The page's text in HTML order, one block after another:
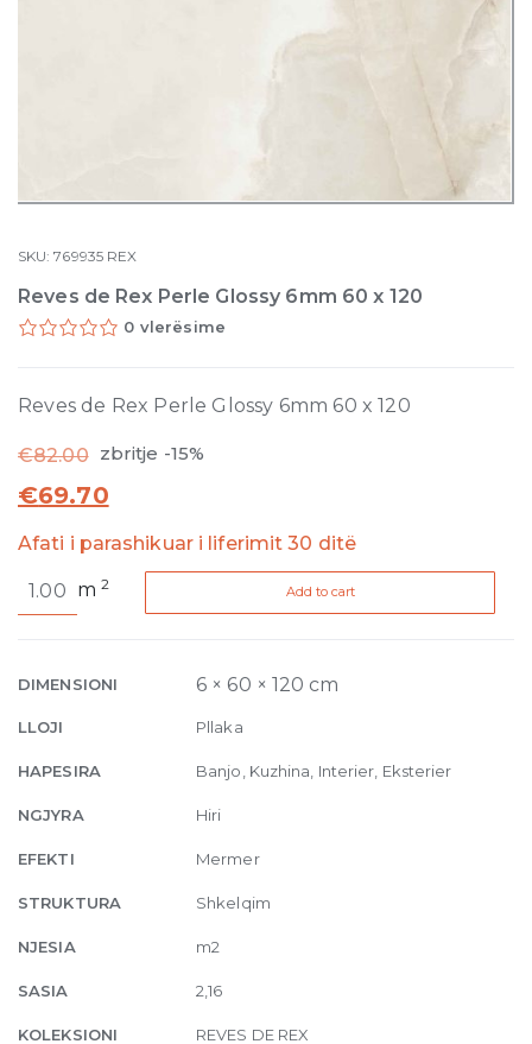
SKU:769935 REX
Reves de Rex Perle Glossy 6mm 60 x 120
0 vlerësime
Reves de Rex Perle Glossy 6mm 60 x 120
€82.00 zbritje -15%
€69.70
Afati i parashikuar i liferimit 30 ditë
de
Glossy
60
x
quantity
m2 Add to cart
DIMENSIONI 6 × 60 × 120 cm
LLOJI Pllaka
HAPESIRA Banjo, Kuzhina, Interier, Eksterier
NGJYRA Hiri
EFEKTI Mermer
STRUKTURA Shkelqim
NJESIA m2
SASIA 2,16
KOLEKSIONI REVES DE REX